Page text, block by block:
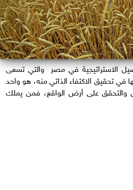
الاستراتيجية في مصر والتي تسعى
في تحقيق الاكتفاء الذاتي منه، هو واحد
والتحقق على أرض الواقع، فمن يملك